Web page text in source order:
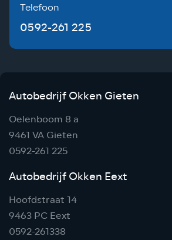
Telefoon
0592-261 225
Autobedrijf Okken Gieten
Oelenboom 8 a
9461 VA Gieten
0592-261 225
Autobedrijf Okken Eext
Hoofdstraat 14
9463 PC Eext
0592-261338